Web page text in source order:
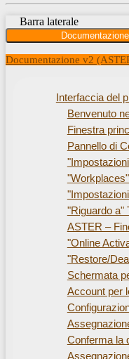
Barra laterale
Documentazione v2
Interfaccia del
Benvenuto
Finestra
Pannello di
"Riguardo a"
ASTER –
"Online
"Restore/
Schermata
Account per
Conferma la